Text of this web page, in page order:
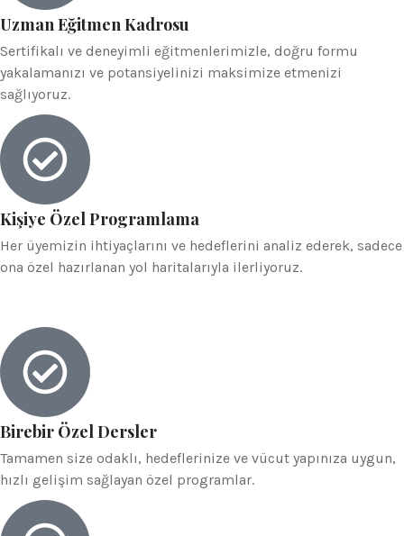
Uzman Eğitmen Kadrosu
Sertifikalı ve deneyimli eğitmenlerimizle, doğru formu
yakalamanızı ve potansiyelinizi maksimize etmenizi
sağlıyoruz.
Kişiye Özel Programlama
Her üyemizin ihtiyaçlarını ve hedeflerini analiz ederek, sadece
ona özel hazırlanan yol haritalarıyla ilerliyoruz.
Birebir Özel Dersler
Tamamen size odaklı, hedeflerinize ve vücut yapınıza uygun,
hızlı gelişim sağlayan özel programlar.